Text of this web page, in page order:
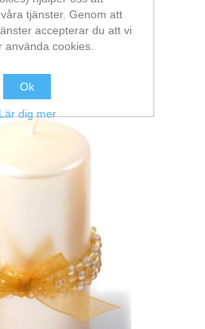
tjänster. Genom att
accepterar du att vi
använda cookies.
Ok
dig mer